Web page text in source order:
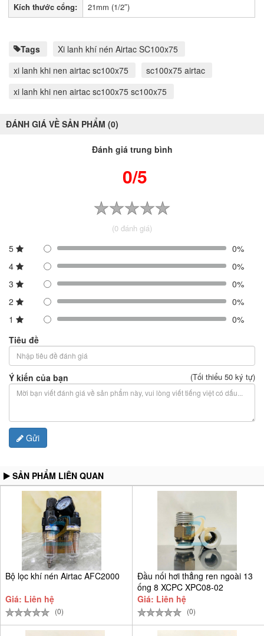
Kích thước cổng: 21mm (1/2″)
Tags
Xi lanh khí nén Airtac SC100x75
xi lanh khi nen airtac sc100x75
sc100x75 airtac
xi lanh khi nen airtac sc100x75 sc100x75
ĐÁNH GIÁ VỀ SẢN PHẨM (0)
Đánh giá trung bình
0/5
(0 đánh giá)
5
0%
4
0%
3
0%
2
0%
1
0%
Tiêu đề
Ý kiến của bạn (Tối thiểu 50 ký tự)
Gửi
SẢN PHẨM LIÊN QUAN
Bộ lọc khí nén Airtac AFC2000
Giá: Liên hệ
(0)
Đầu nối hơi thẳng ren ngoài 13
ống 8 XCPC XPC08-02
Giá: Liên hệ
(0)